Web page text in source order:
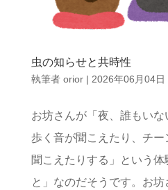
虫の知らせと共時性
執筆者 orior| 2026年06月04日
お坊さんが「夜、誰もい
歩く音が聞こえたり、チ
聞こえたりする」という体
と」なのだそうです。お坊